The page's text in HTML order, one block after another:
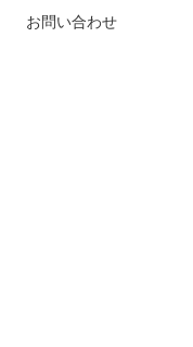
お問い合わせ